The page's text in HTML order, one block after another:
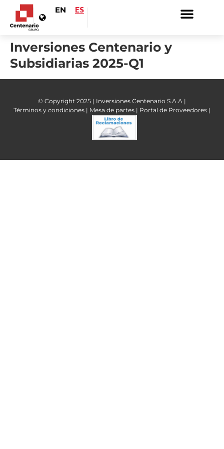
EN ES
Inversiones Centenario y
Subsidiarias 2025-Q1
© Copyright 2025 | Inversiones Centenario S.A.A |
Términos y condiciones | Mesa de partes | Portal de Proveedores |